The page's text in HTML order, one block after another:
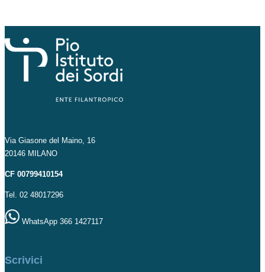
Via Giasone del Maino, 16
20146 MILANO
CF 00799410154
Tel. 02 48017296
WhatsApp 366 1427117
Scrivici